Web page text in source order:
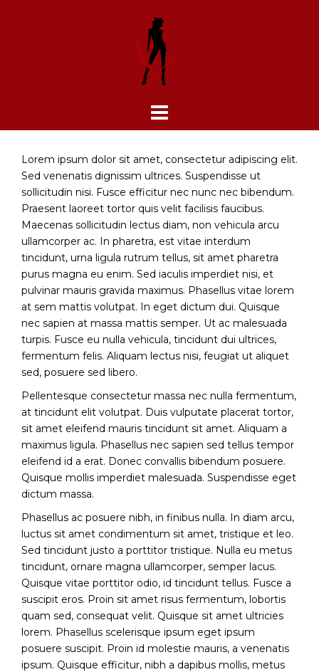
Lorem ipsum dolor sit amet, consectetur adipiscing elit.
Sed venenatis dignissim ultrices. Suspendisse ut
sollicitudin nisi. Fusce efficitur nec nunc nec bibendum.
Praesent laoreet tortor quis velit facilisis faucibus.
Maecenas sollicitudin lectus diam, non vehicula arcu
ullamcorper ac. In pharetra, est vitae interdum
tincidunt, urna ligula rutrum tellus, sit amet pharetra
purus magna eu enim. Sed iaculis imperdiet nisi, et
pulvinar mauris gravida maximus. Phasellus vitae lorem
at sem mattis volutpat. In eget dictum dui. Quisque
nec sapien at massa mattis semper. Ut ac malesuada
turpis. Fusce eu nulla vehicula, tincidunt dui ultrices,
fermentum felis. Aliquam lectus nisi, feugiat ut aliquet
sed, posuere sed libero.
Pellentesque consectetur massa nec nulla fermentum,
at tincidunt elit volutpat. Duis vulputate placerat tortor,
sit amet eleifend mauris tincidunt sit amet. Aliquam a
maximus ligula. Phasellus nec sapien sed tellus tempor
eleifend id a erat. Donec convallis bibendum posuere.
Quisque mollis imperdiet malesuada. Suspendisse eget
dictum massa.
Phasellus ac posuere nibh, in finibus nulla. In diam arcu,
luctus sit amet condimentum sit amet, tristique et leo.
Sed tincidunt justo a porttitor tristique. Nulla eu metus
tincidunt, ornare magna ullamcorper, semper lacus.
Quisque vitae porttitor odio, id tincidunt tellus. Fusce a
suscipit eros. Proin sit amet risus fermentum, lobortis
quam sed, consequat velit. Quisque sit amet ultricies
lorem. Phasellus scelerisque ipsum eget ipsum
posuere suscipit. Proin id molestie mauris, a venenatis
ipsum. Quisque efficitur, nibh a dapibus mollis, metus